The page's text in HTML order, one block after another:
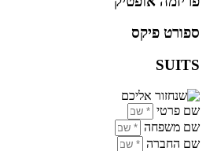
ספורט פיקס
SUITS
שם פרטי
שם משפחה
שם החברה